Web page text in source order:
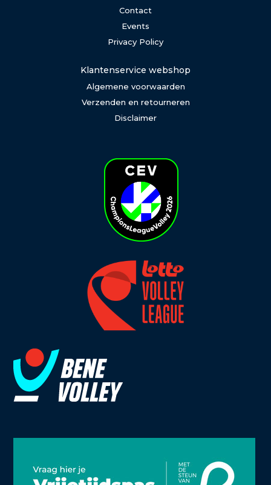
Contact
Events
Privacy Policy
Klantenservice webshop
Algemene voorwaarden
Verzenden en retourneren
Disclaimer